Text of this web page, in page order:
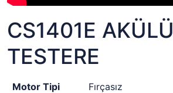
CS1401E AKÜLÜ
TESTERE
Motor Tipi
Fırçasız